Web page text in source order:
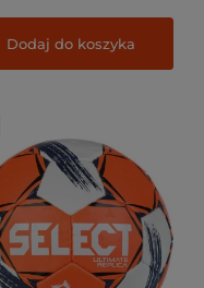
Dodaj do koszyka